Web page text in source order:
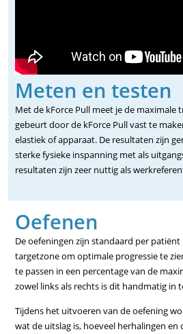
Meten en testen
Met de kForce Pull meet je de maximale
gebeurt door de kForce Pull vast te
elastiek of apparaat. De resultaten zijn
sterke fysieke inspanning met als
resultaten zijn zeer nuttig als
Oefenen
De oefeningen zijn standaard per
targetzone om optimale progressie te
te passen in een percentage van de
zowel links als rechts is dit handmatig in
Tijdens het uitvoeren van de oefening
wat de uitslag is, hoeveel herhalingen